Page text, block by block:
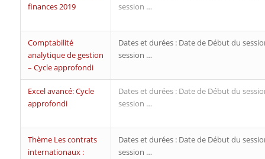
finances 2019
session …
Comptabilité
analytique de gestion
– Cycle approfondi
Dates et durées : Date de Début du
session …
Excel avancé: Cycle
approfondi
Dates et durées : Date de Début du
session …
Thème Les contrats
internationaux :
Dates et durées : Date de Début du
session …